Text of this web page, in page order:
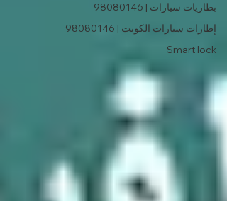
بطاريات سيارات | 98080146
إطارات سيارات الكويت | 98080146
Smart lock